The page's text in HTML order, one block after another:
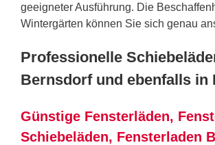
geeigneter Ausführung. Die
Wintergärten können Sie sich genau
Professionelle
Bernsdorf und ebenfalls in
Günstige Fensterläden,
Schiebeläden, Fensterladen